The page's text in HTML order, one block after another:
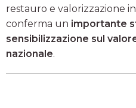
restauro e valorizzazione
conferma un importante
sensibilizzazione sul
nazionale.